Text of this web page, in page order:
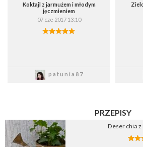
Koktajl z jarmużem i młodym
jęczmieniem
07 cze 2017 13:10
patunia87
Zapisz
PRZEPISY
Deser chia z